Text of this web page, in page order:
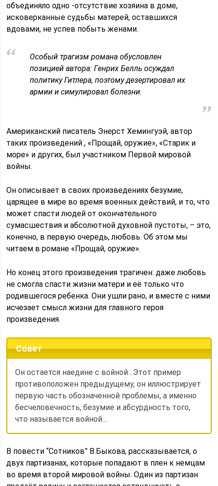
объединяло одно -отсутствие хозяина в доме,
исковерканные судьбы матерей, оставшихся
вдовами, не успев побыть женами.
Особый трагизм романа обусловлен
позицией автора: Генрих Белль осуждал
политику Гитлера, поэтому дезертировал их
армии и симулировал болезни.
Американский писатель Энерст Хемингуэй, автор
таких произведений , «Прощай, оружие», «Старик и
море» и других, был участником Первой мировой
войны.
Он описывает в своих произведениях безумие,
царящее в мире во время военных действий, и то, что
может спасти людей от окончательного
сумасшествия и абсолютной духовной пустоты, – это,
конечно, в первую очередь, любовь. Об этом мы
читаем в романе «Прощай, оружие».
Но конец этого произведения трагичен: даже любовь
не смогла спасти жизни матери и её только что
родившегося ребенка. Они ушли рано, и вместе с ними
исчезает смысл жизни для главного героя
произведения.
Совет
Он остается наедине с войной…Этот пример
противоположен предыдущему, он иллюстрирует
первую часть обозначенной проблемы, а именно
бесчеловечность, безумие и абсурдность того,
что называется войной…
В повести “Сотников” В.Быкова, рассказывается, о
двух партизанах, которые попадают в плен к немцам
во время второй мировой войны. Один из партизан